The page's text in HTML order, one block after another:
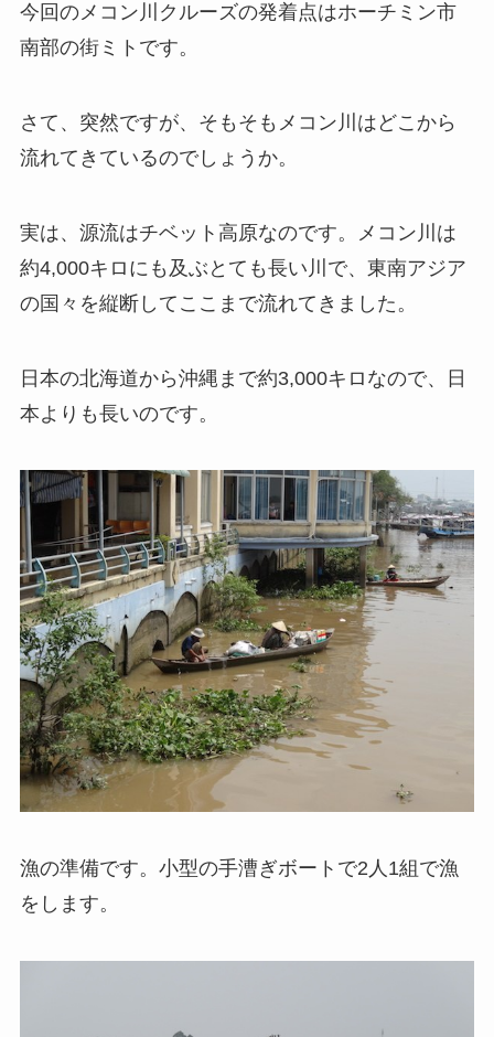
今回のメコン川クルーズの発着点はホーチミン市
南部の街ミトです。
さて、突然ですが、そもそもメコン川はどこから
流れてきているのでしょうか。
実は、源流はチベット高原なのです。メコン川は
約4,000キロにも及ぶとても長い川で、東南アジア
の国々を縦断してここまで流れてきました。
日本の北海道から沖縄まで約3,000キロなので、日
本よりも長いのです。
漁の準備です。小型の手漕ぎボートで2人1組で漁
をします。